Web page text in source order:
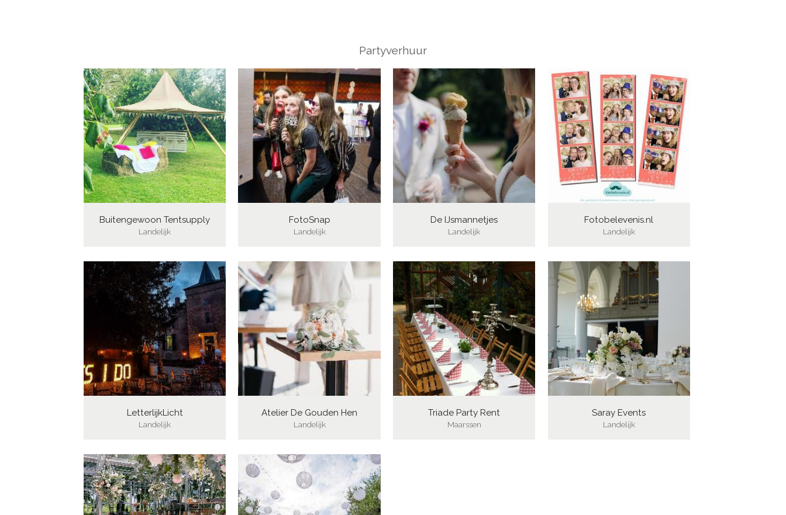
Partyverhuur
Buitengewoon Tentsupply
Landelijk
FotoSnap
Landelijk
De IJsmannetjes
Landelijk
Fotobelevenis.nl
Landelijk
LetterlijkLicht
Landelijk
Atelier De Gouden Hen
Landelijk
Triade Party Rent
Maarssen
Saray Events
Landelijk